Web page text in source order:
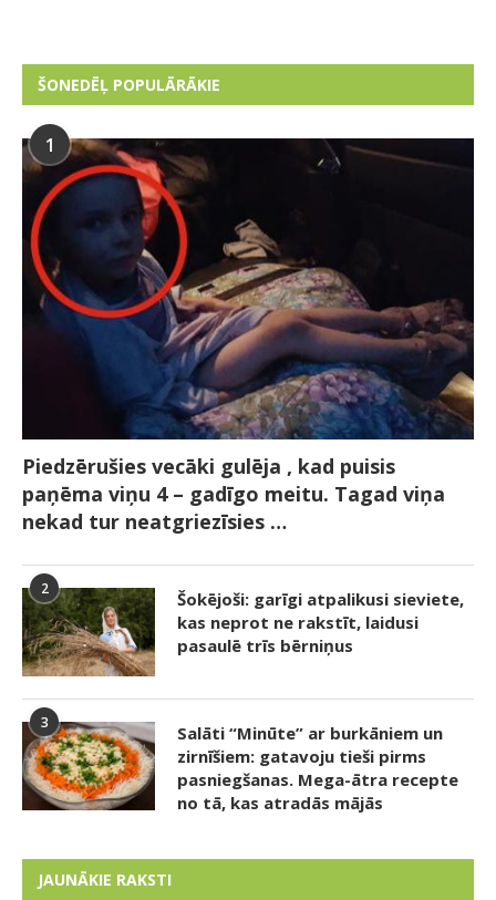
ŠONEDĒĻ POPULĀRĀKIE
1
Piedzērušies vecāki gulēja , kad puisis
paņēma viņu 4 – gadīgo meitu. Tagad viņa
nekad tur neatgriezīsies …
2
Šokējoši: garīgi atpalikusi sieviete,
kas neprot ne rakstīt, laidusi
pasaulē trīs bērniņus
3
Salāti “Minūte” ar burkāniem un
zirnīšiem: gatavoju tieši pirms
pasniegšanas. Mega-ātra recepte
no tā, kas atradās mājās
JAUNĀKIE RAKSTI